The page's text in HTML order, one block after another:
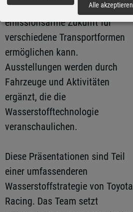
Kraftstoff eine nachhaltigere,
emissionsarme Zukunft für
verschiedene Transportformen
ermöglichen kann.
Ausstellungen werden durch
Fahrzeuge und Aktivitäten
ergänzt, die die
Wasserstofftechnologie
veranschaulichen.
Diese Präsentationen sind Teil
einer umfassenderen
Wasserstoffstrategie von Toyota
Racing. Das Team setzt
Alle akzeptieren